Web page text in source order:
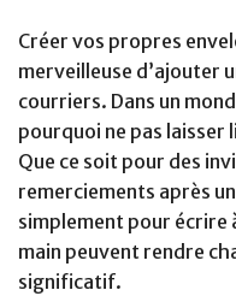
Créer vos propres
merveilleuse d’ajouter
courriers. Dans un
pourquoi ne pas
Que ce soit pour des
remerciements après
simplement pour écrire
main peuvent rendre
significatif.